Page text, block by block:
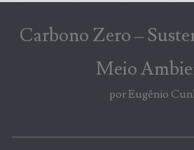
Carbono Zero –
Meio
por Eugênio